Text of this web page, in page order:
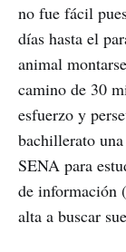
no fue fácil
días hasta el
animal
camino de 30
esfuerzo y
bachillerato
SENA para
de información
alta a buscar